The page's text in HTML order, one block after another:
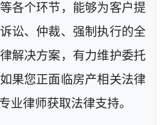
各个环节，能够为客户提
讼、仲裁、强制执行的全
解决方案，有力维护委托
果您正面临房产相关法律
业律师获取法律支持。